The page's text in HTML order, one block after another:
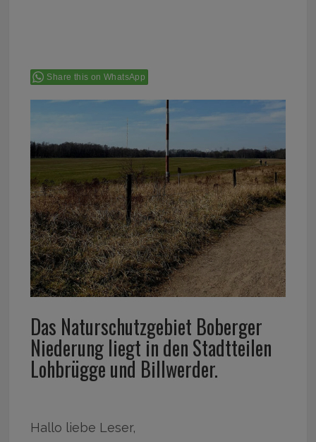
Share this on WhatsApp
Das Naturschutzgebiet Boberger
Niederung liegt in den Stadtteilen
Lohbrügge und Billwerder.
Hallo liebe Leser,